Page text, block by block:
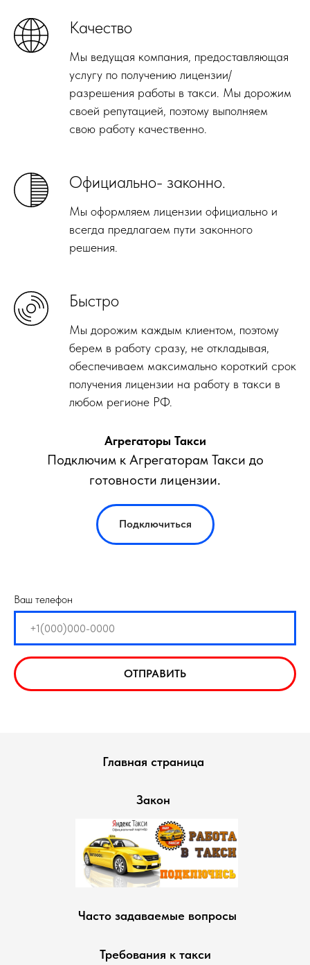
Качество
Мы ведущая компания, предоставляющая
услугу по получению лицензии/
разрешения работы в такси. Мы дорожим
своей репутацией, поэтому выполняем
свою работу качественно.
Официально- законно.
Мы оформляем лицензии официально и
всегда предлагаем пути законного
решения.
Быстро
Мы дорожим каждым клиентом, поэтому
берем в работу сразу, не откладывая,
обеспечиваем максимально короткий срок
получения лицензии на работу в такси в
любом регионе РФ.
Агрегаторы Такси
Подключим к Агрегаторам Такси до
готовности лицензии.
Подключиться
Ваш телефон
ОТПРАВИТЬ
Главная страница
Закон
Часто задаваемые вопросы
Требования к такси